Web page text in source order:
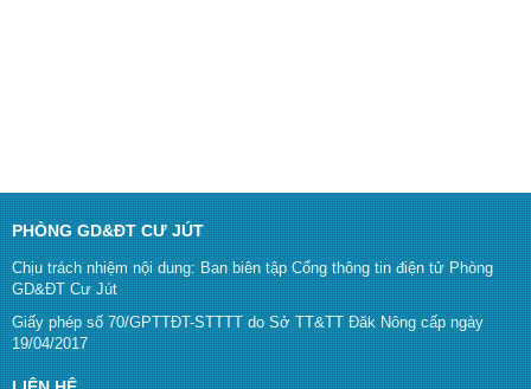
PHÒNG GD&ĐT CƯ JÚT
Chịu trách nhiệm nội dung: Ban biên tập Cổng thông tin điện tử Phòng
GD&ĐT Cư Jút
Giấy phép số 70/GPTTĐT-STTTT do Sở TT&TT Đăk Nông cấp ngày
19/04/2017